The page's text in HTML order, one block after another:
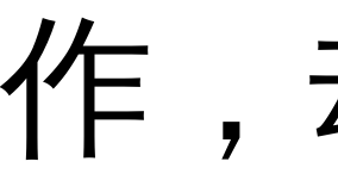
作，